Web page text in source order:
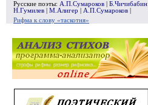
Русские поэты: А.П.Сумароков Б.Чичибабин
Н.Гумилев
М.Алигер А.П.Сумароков
Рифма к слову «таскотня»